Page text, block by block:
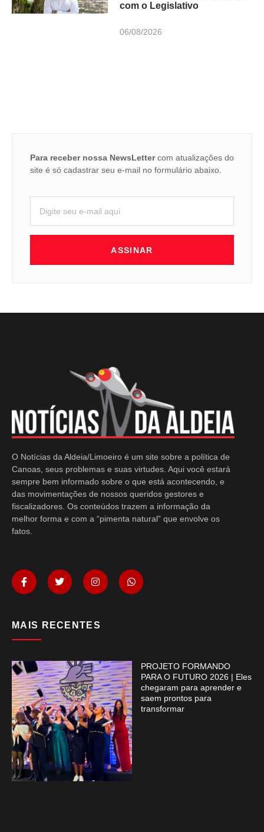
com o Legislativo
06/08/2026
Para receber nossa NewsLettercom atualizações do
site é só cadastrar seu e-mail no formulário abaixo.
ASSINAR
O Notícias da Aldeia/Limoeiro é um site sobre a política de
Canoas, seus problemas e suas virtudes. Aqui você estará
sempre bem informado sobre o que está acontecendo, e
das movimentações de nossos queridos gestores e
fiscalizadores. Os conteúdos trazem a informação da
melhor forma e com a “pimenta natural” que envolve os
fatos.
MAIS RECENTES
PROJETO FORMANDO
PARA O FUTURO 2026 | Eles
chegaram para aprender e
saem prontos para
transformar